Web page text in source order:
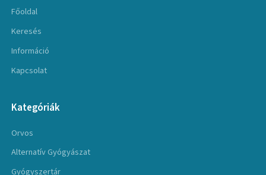
Főoldal
Keresés
Információ
Kapcsolat
Kategóriák
Orvos
Alternatív Gyógyászat
Gyógyszertár